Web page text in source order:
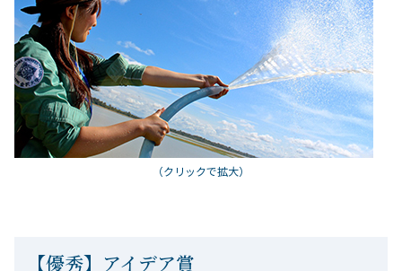
（クリックで拡大）
【優秀】アイデア賞